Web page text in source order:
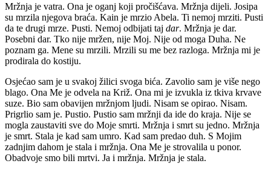
Mržnja je vatra. Ona je oganj koji pročišćava. Mržnja dijeli. Josipa
su mrzila njegova braća. Kain je mrzio Abela. Ti nemoj mrziti. Pusti
da te drugi mrze. Pusti. Nemoj odbijati taj dar. Mržnja je dar.
Posebni dar. Tko nije mržen, nije Moj. Nije od moga Duha. Ne
poznam ga. Mene su mrzili. Mrzili su me bez razloga. Mržnja mi je
prodirala do kostiju.
Osjećao sam je u svakoj žilici svoga bića. Zavolio sam je više nego
blago. Ona Me je odvela na Križ. Ona mi je izvukla iz tkiva krvave
suze. Bio sam obavijen mržnjom ljudi. Nisam se opirao. Nisam.
Prigrlio sam je. Pustio. Pustio sam mržnji da ide do kraja. Nije se
mogla zaustaviti sve do Moje smrti. Mržnja i smrt su jedno. Mržnja
je smrt. Stala je kad sam umro. Kad sam predao duh. S Mojim
zadnjim dahom je stala i mržnja. Ona Me je strovalila u ponor.
Obadvoje smo bili mrtvi. Ja i mržnja. Mržnja je stala.